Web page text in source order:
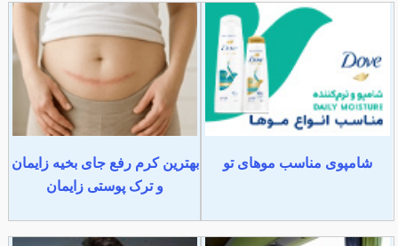
شامپوی مناسب موهای تو
بهترین کرم رفع جای بخیه زایمان
و ترک پوستی زایمان